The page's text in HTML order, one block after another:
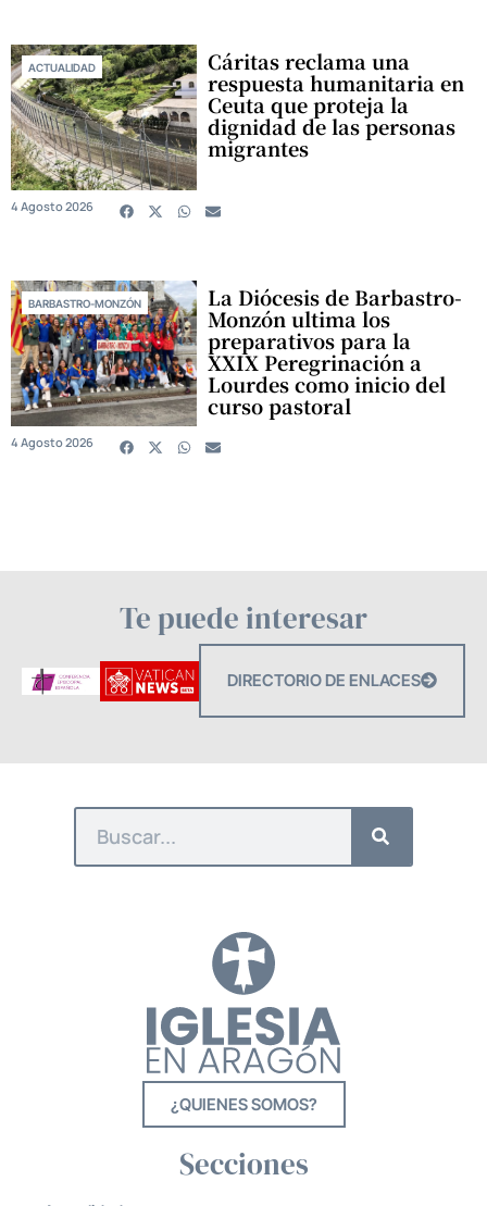
ACTUALIDAD Cáritas reclama una
respuesta humanitaria en
Ceuta que proteja la
dignidad de las personas
migrantes
4 Agosto 2026
BARBASTRO-MONZÓN La Diócesis de Barbastro-
Monzón ultima los
preparativos para la
XXIX Peregrinación a
Lourdes como inicio del
curso pastoral
4 Agosto 2026
Te puede interesar
DIRECTORIO DE ENLACES
¿QUIENES SOMOS?
Secciones